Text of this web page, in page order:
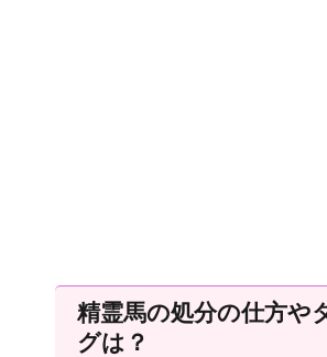
精霊馬の処分の仕方や
グは？